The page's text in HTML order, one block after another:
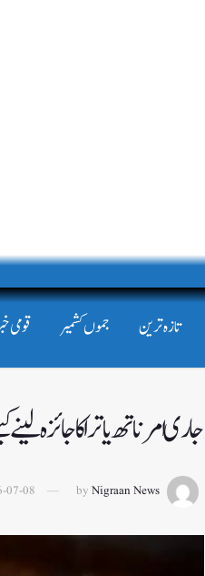
تازہ ترین جموں کشمیر قومی
جاری امرناتھ یاترا کا جائزہ
by Nigraan News
07-08